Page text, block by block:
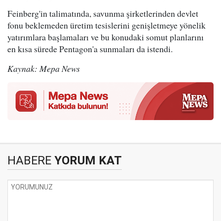
Feinberg'in talimatında, savunma şirketlerinden devlet
fonu beklemeden üretim tesislerini genişletmeye yönelik
yatırımlara başlamaları ve bu konudaki somut planlarını
en kısa sürede Pentagon'a sunmaları da istendi.
Kaynak: Mepa News
HABERE YORUM KAT